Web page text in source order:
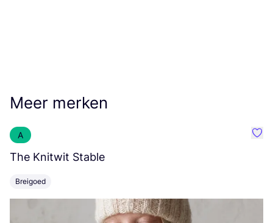
Meer merken
A
The Knitwit Stable
Breigoed